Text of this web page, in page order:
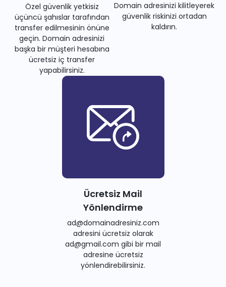
Özel güvenlik yetkisiz
üçüncü şahıslar tarafından
transfer edilmesinin önüne
geçin. Domain adresinizi
başka bir müşteri hesabına
ücretsiz iç transfer
yapabilirsiniz.
Domain adresinizi kilitleyerek
güvenlik riskinizi ortadan
kaldırın.
Ücretsiz Mail
Yönlendirme
ad@domainadresiniz.com
adresini ücretsiz olarak
ad@gmail.com gibi bir mail
adresine ücretsiz
yönlendirebilirsiniz.